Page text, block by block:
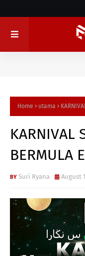
Home utama
KARNIVAL
BERMULA
Suri Ryana August